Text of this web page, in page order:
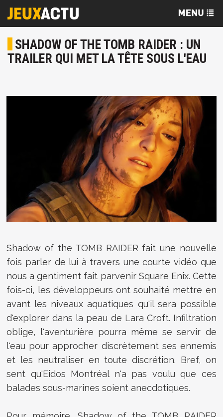
SHADOW OF THE TOMB RAIDER : UN
TRAILER QUI MET LA TÊTE SOUS L'EAU
Shadow of the TOMB RAIDER fait une nouvelle
fois parler de lui à travers une courte vidéo que
nous a gentiment fait parvenir Square Enix. Cette
fois-ci, les développeurs ont souhaité mettre en
avant les niveaux aquatiques qu'il sera possible
d'explorer dans la peau de Lara Croft. Infiltration
oblige, l'aventurière pourra même se servir de
l'eau pour approcher discrètement ses ennemis
et les neutraliser en toute discrétion. Bref, on
sent qu'Eidos Montréal n'a pas voulu que ces
balades sous-marines soient anecdotiques.